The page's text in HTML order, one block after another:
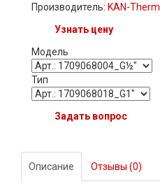
Производитель: KAN-Therm
Узнать цену
Модель
Тип
Задать вопрос
Описание Отзывы (0)